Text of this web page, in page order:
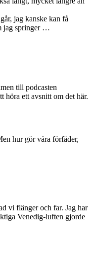
jag kanske kan få
jag springer …
till podcasten
höra ett avsnitt om det här.
hur gör våra förfäder,
vi flänger och far. Jag har
Venedig-luften gjorde